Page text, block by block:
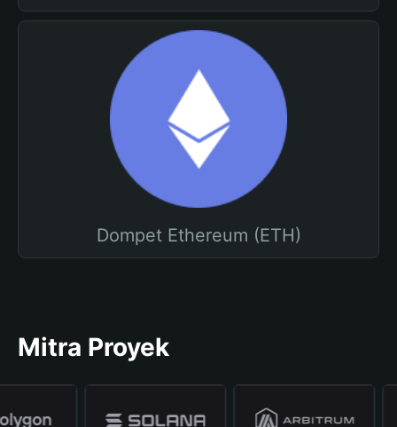
Dompet Ethereum (ETH)
Mitra Proyek